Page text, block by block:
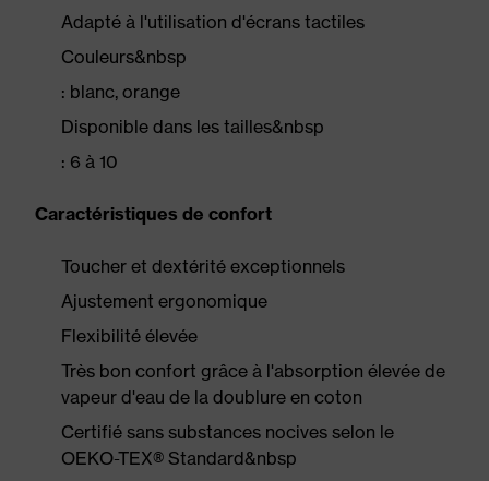
Adapté à l'utilisation d'écrans tactiles
Couleurs&nbsp
: blanc, orange
Disponible dans les tailles&nbsp
: 6 à 10
Caractéristiques de confort
Toucher et dextérité exceptionnels
Ajustement ergonomique
Flexibilité élevée
Très bon confort grâce à l'absorption élevée de
vapeur d'eau de la doublure en coton
Certifié sans substances nocives selon le
OEKO-TEX® Standard&nbsp